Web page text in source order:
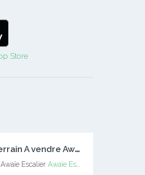
T
errain A vendre Awaïe Escalier
Awaïe EscalierAwaïe Escalier